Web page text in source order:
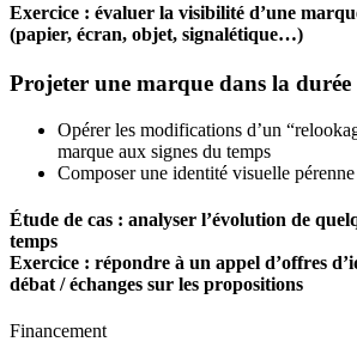
Exercice : évaluer la visibilité d’une
(papier, écran, objet, signalétique…)
Projeter une marque dans la durée
Opérer les modifications d’un
marque aux signes du temps
Composer une identité visuelle
Étude de cas : analyser l’évolution de
temps
Exercice : répondre à un appel d’offres
débat / échanges sur les propositions
Financement